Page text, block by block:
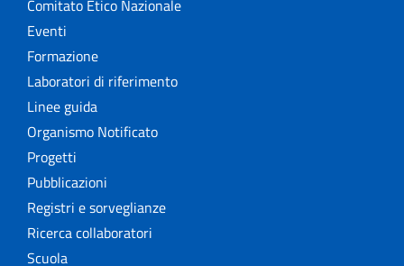
Comitato Etico Nazionale
Eventi
Formazione
Laboratori di riferimento
Linee guida
Organismo Notificato
Progetti
Pubblicazioni
Registri e sorveglianze
Ricerca collaboratori
Scuola